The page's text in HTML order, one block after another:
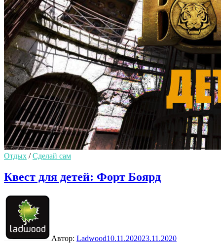
Отдых /Сделай сам
Квест для детей: Форт Боярд
Автор: Ladwood10.11.202023.11.2020